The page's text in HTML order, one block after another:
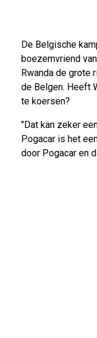
De Belgische
boezemvriend
Rwanda de grote
de Belgen. Heeft
te koersen?
"Dat kan zeker
Pogacar is het
door Pogacar en